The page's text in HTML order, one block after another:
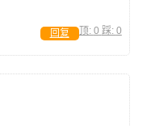
顶: 0 踩: 0
回复